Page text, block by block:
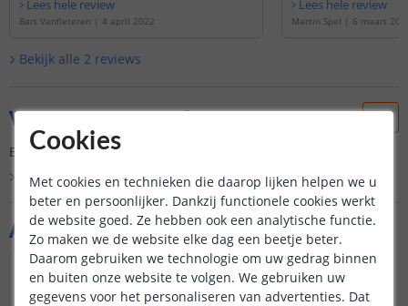
Aanvullende producten
Lees hele review
Bart Vanfleteren | 4 april 2022
Lees hele review
Martin Spel | 6 maart
Bekijk alle 2 reviews
Vraag & antwoord
Er is nog geen vraag gesteld over dit product.
Bekijk alle Vraag & antwoord
Cookies
Met cookies en technieken die daarop lijken helpen we u
beter en persoonlijker. Dankzij functionele cookies werkt
de website goed. Ze hebben ook een analytische functie.
Zo maken we de website elke dag een beetje beter.
Daarom gebruiken we technologie om uw gedrag binnen
en buiten onze website te volgen. We gebruiken uw
gegevens voor het personaliseren van advertenties. Dat